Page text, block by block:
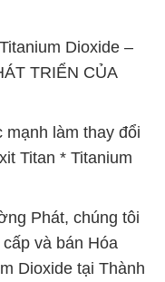
Dioxide –
TRIỂN CỦA
làm thay đổi
Titan * Titanium
Phát, chúng tôi
và bán Hóa
Dioxide tại Thành